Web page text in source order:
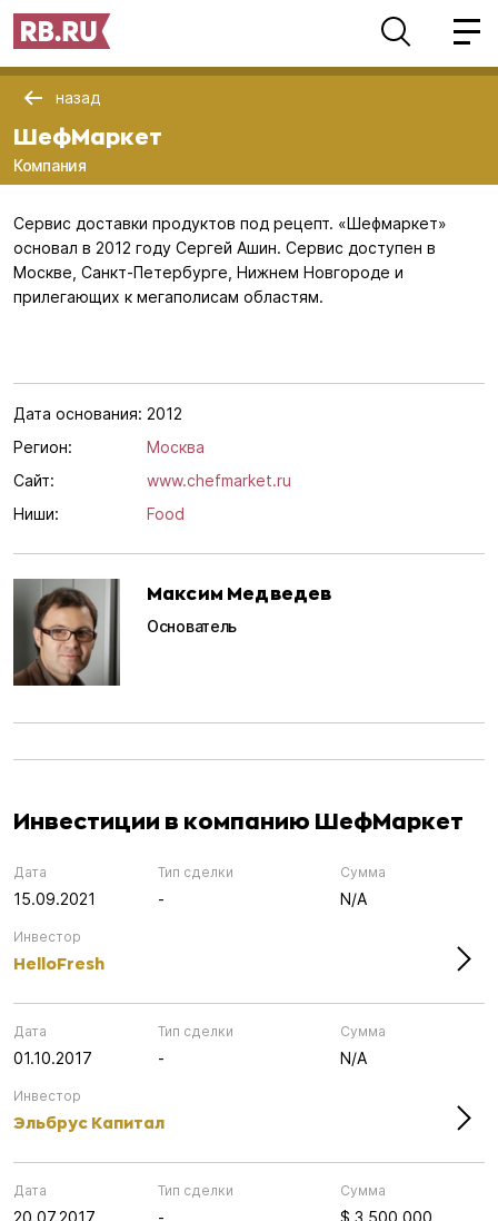
назад
ШефМаркет
Компания
Сервис доставки продуктов под рецепт. «Шефмаркет»
основал в 2012 году Сергей Ашин. Сервис доступен в
Москве, Санкт-Петербурге, Нижнем Новгороде и
прилегающих к мегаполисам областям.
Дата основания: 2012
Регион:
Москва
Сайт:
www.chefmarket.ru
Ниши:
Food
Максим Медведев
Основатель
Инвестиции в компанию ШефМаркет
Дата
15.09.2021
Тип сделки
-
Сумма
N/A
Инвестор
HelloFresh
Дата
01.10.2017
Тип сделки
-
Сумма
N/A
Инвестор
Эльбрус Капитал
Дата
20.07.2017
Тип сделки
-
Сумма
$ 3,500,000